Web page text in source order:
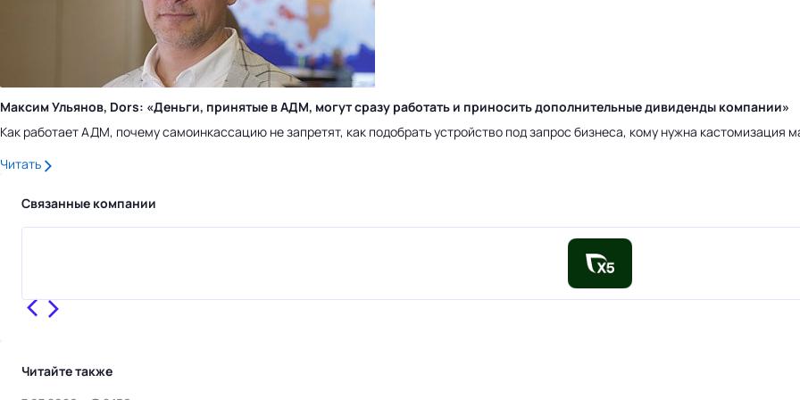
Максим Ульянов, Dors: «Деньги, принятые в АДМ, могут сразу работать и приносить дополнительные дивиденды компании»
Как работает АДМ, почему самоинкассацию не запретят, как подобрать устройство под запрос бизнеса, кому нужна кастомизация
Читать
Связанные компании
Читайте также